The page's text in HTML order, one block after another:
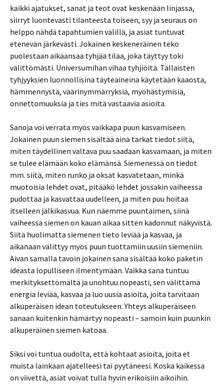
kaikki ajatukset, sanat ja teot ovat keskenään linjassa,
siirryt luontevasti tilanteesta toiseen, syy ja seuraus on
helppo nähdä tapahtumien välillä, ja asiat tuntuvat
etenevän järkevästi. Jokainen keskeneräinen teko
puolestaan aikaansaa tyhjää tilaa, joka täyttyy toki
välittömästi. Universumihan vihaa tyhjiöitä. Tällaisten
tyhjyyksien luonnollisina täyteaineina käytetään kaaosta,
hämmennystä, väärinymmärryksiä, myöhästymisiä,
onnettomuuksia ja ties mitä vastaavia asioita.
Sanoja voi verrata myös vaikkapa puun kasvamiseen.
Jokainen puun siemen sisältää aina tarkat tiedot siitä,
miten täydellinen valtava puu saadaan kasvamaan, ja miten
se tulee elämään koko elämänsä. Siemenessä on tiedot
mm. siitä, miten runko ja oksat kasvatetaan, minkä
muotoisia lehdet ovat, pitääkö lehdet jossakin vaiheessa
pudottaa ja kasvattaa uudelleen, ja miten puu hoitaa
itselleen jälkikasvua. Kun näemme puuntaimen, siinä
vaiheessa siemen on kauan aikaa sitten kadonnut näkyvistä.
Siitä huolimatta siemenen tieto leviää ja kasvaa, ja
aikanaan välittyy myös puun tuottamiin uusiin siemeniin.
Aivan samalla tavoin jokainen sana sisältää koko paketin
ideasta lopulliseen ilmentymään. Vaikka sana tuntuu
merkityksettömältä ja unohtuu nopeasti, sen välittämä
energia leviää, kasvaa ja luo uusia asioita, joita tarvitaan
alkuperäisen idean toteutukseen. Yhteys alkuperäiseen
sanaan kuitenkin hämärtyy nopeasti – samoin kuin puunkin
alkuperäinen siemen katoaa.
Siksi voi tuntua oudolta, että kohtaat asioita, joita et
muista lainkaan ajatelleesi tai pyytäneesi. Koska kaikessa
on viivettä, asiat voivat tulla hyvin erikoisiin aikoihin.